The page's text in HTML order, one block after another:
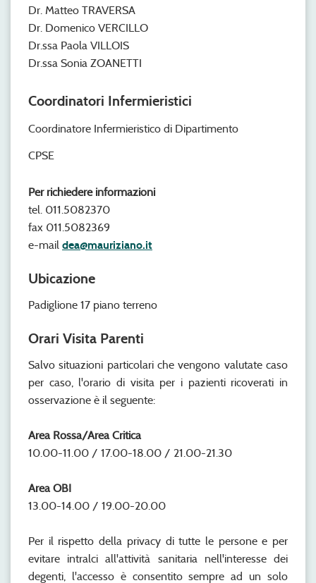
Dr. Matteo TRAVERSA
Dr. Domenico VERCILLO
Dr.ssa Paola VILLOIS
Dr.ssa Sonia ZOANETTI
Coordinatori Infermieristici
Coordinatore Infermieristico di Dipartimento
CPSE
Per richiedere informazioni
tel. 011.5082370
fax 011.5082369
e-mail dea@mauriziano.it
Ubicazione
Padiglione 17 piano terreno
Orari Visita Parenti
Salvo situazioni particolari che vengono valutate caso
per caso, l'orario di visita per i pazienti ricoverati in
osservazione è il seguente:
Area Rossa/Area Critica
10.00-11.00 / 17.00-18.00 / 21.00-21.30
Area OBI
13.00-14.00 / 19.00-20.00
Per il rispetto della privacy di tutte le persone e per
evitare intralci all'attività sanitaria nell'interesse dei
degenti, l'accesso è consentito sempre ad un solo